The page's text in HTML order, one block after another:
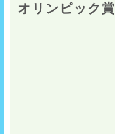
オリンピック賞